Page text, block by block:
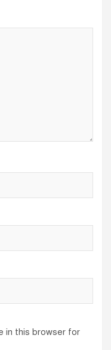
in this browser for